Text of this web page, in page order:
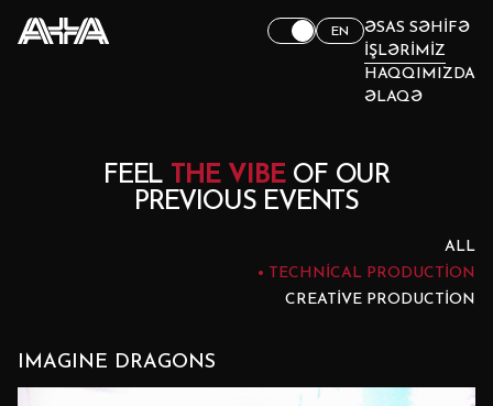
EN
ƏSAS SƏHIFƏ
İŞLƏRIMIZ
HAQQIMIZDA
ƏLAQƏ
FEEL THE VIBEOF OUR
PREVIOUS EVENTS
ALL
TECHNICAL PRODUCTION
CREATIVE PRODUCTION
IMAGINE DRAGONS